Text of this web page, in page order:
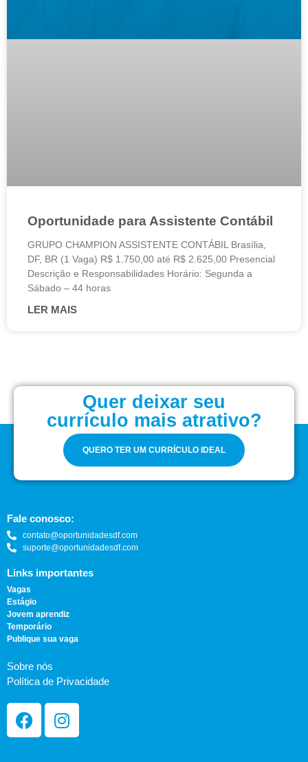
Oportunidade para Assistente Contábil
GRUPO CHAMPION ASSISTENTE CONTÁBIL Brasília,
DF, BR (1 Vaga) R$ 1.750,00 até R$ 2.625,00 Presencial
Descrição e Responsabilidades Horário: Segunda a
Sábado – 44 horas
LER MAIS
Quer deixar seu
currículo mais atrativo?
QUERO TER UM CURRÍCULO IDEAL
Fale conosco:
contato@oportunidadesdf.com
suporte@oportunidadesdf.com
Links importantes
Vagas
Estágio
Jovem aprendiz
Temporário
Publique sua vaga
Sobre nós
Política de Privacidade